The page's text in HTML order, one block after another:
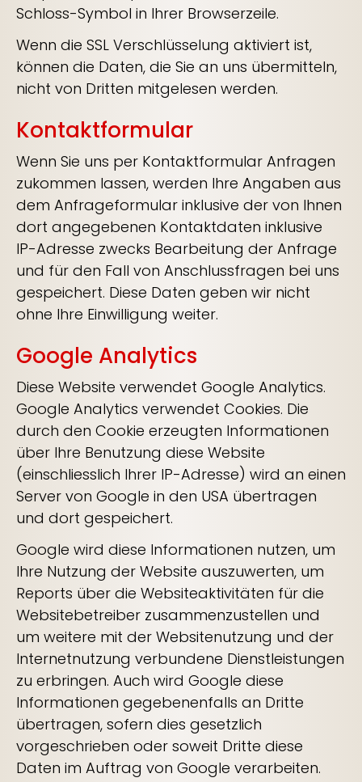
Schloss-Symbol in Ihrer Browserzeile.
Wenn die SSL Verschlüsselung aktiviert ist,
können die Daten, die Sie an uns übermitteln,
nicht von Dritten mitgelesen werden.
Kontaktformular
Wenn Sie uns per Kontaktformular Anfragen
zukommen lassen, werden Ihre Angaben aus
dem Anfrageformular inklusive der von Ihnen
dort angegebenen Kontaktdaten inklusive
IP-Adresse zwecks Bearbeitung der Anfrage
und für den Fall von Anschlussfragen bei uns
gespeichert. Diese Daten geben wir nicht
ohne Ihre Einwilligung weiter.
Google Analytics
Diese Website verwendet Google Analytics.
Google Analytics verwendet Cookies. Die
durch den Cookie erzeugten Informationen
über Ihre Benutzung diese Website
(einschliesslich Ihrer IP-Adresse) wird an einen
Server von Google in den USA übertragen
und dort gespeichert.
Google wird diese Informationen nutzen, um
Ihre Nutzung der Website auszuwerten, um
Reports über die Websiteaktivitäten für die
Websitebetreiber zusammenzustellen und
um weitere mit der Websitenutzung und der
Internetnutzung verbundene Dienstleistungen
zu erbringen. Auch wird Google diese
Informationen gegebenenfalls an Dritte
übertragen, sofern dies gesetzlich
vorgeschrieben oder soweit Dritte diese
Daten im Auftrag von Google verarbeiten.